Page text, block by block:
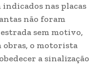
nas placas
não foram
sem motivo,
obras, o motorista
a sinalização